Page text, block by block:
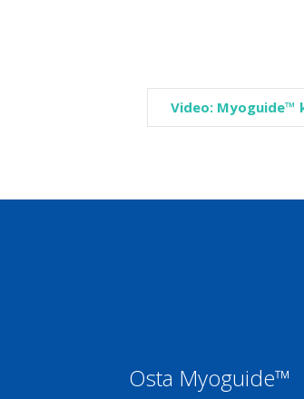
Video: Myoguide™
Osta Myoguide™